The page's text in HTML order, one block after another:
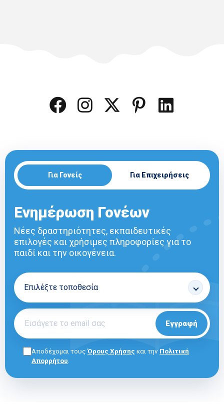
Για Γονείς Για Επιχειρήσεις
Ενημέρωση Γονέων
Νέες δραστηριότητες, εκπαιδευτικές
επιλογές και χρήσιμες πληροφορίες για το
παιδί και την οικογένεια.
Εγγραφή
Αποδέχομαι τουςΌρους Χρήσης και την Πολιτική
Απορρήτου